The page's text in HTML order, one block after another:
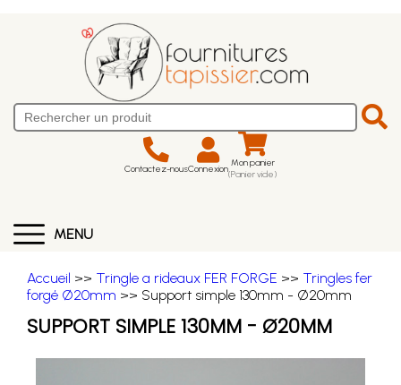
Contactez-nousConnexion Mon panier
(Panier vide)
MENU
Accueil >> Tringle a rideaux FER FORGE >> Tringles fer
forgé Ø20mm >> Support simple 130mm - Ø20mm
SUPPORT SIMPLE 130MM - Ø20MM